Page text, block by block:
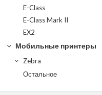
E-Class
E-Class Mark II
EX2
Мобильные принтеры
Zebra
Остальное